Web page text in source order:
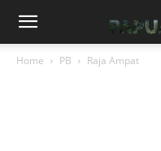
Home PB Raja Ampat